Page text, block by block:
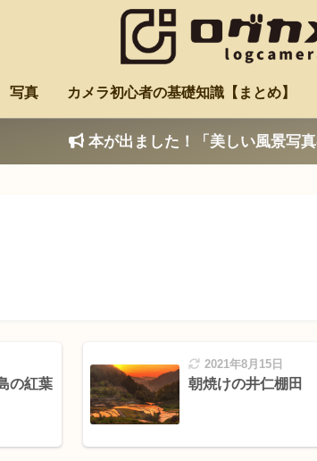
写真 カメラ初心者の基礎知識【まとめ】
本が出ました！「美しい風景写真
の紅葉
2021年8月15日
朝焼けの井仁棚田